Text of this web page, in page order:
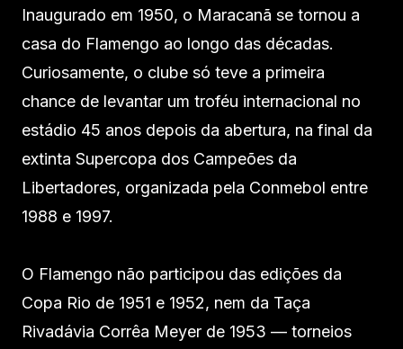
Inaugurado em 1950, o Maracanã se tornou a
casa do Flamengo ao longo das décadas.
Curiosamente, o clube só teve a primeira
chance de levantar um troféu internacional no
estádio 45 anos depois da abertura, na final da
extinta Supercopa dos Campeões da
Libertadores, organizada pela Conmebol entre
1988 e 1997.
O Flamengo não participou das edições da
Copa Rio de 1951 e 1952, nem da Taça
Rivadávia Corrêa Meyer de 1953 — torneios